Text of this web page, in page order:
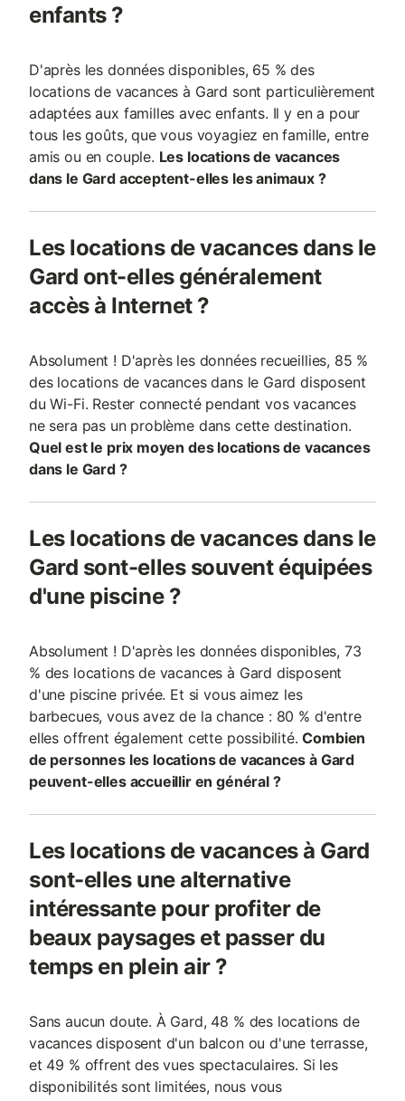
enfants ?
D'après les données disponibles, 65 % des
locations de vacances à Gard sont particulièrement
adaptées aux familles avec enfants. Il y en a pour
tous les goûts, que vous voyagiez en famille, entre
amis ou en couple. Les locations de vacances
dans le Gard acceptent-elles les animaux ?
Les locations de vacances dans le
Gard ont-elles généralement
accès à Internet ?
Absolument ! D'après les données recueillies, 85 %
des locations de vacances dans le Gard disposent
du Wi-Fi. Rester connecté pendant vos vacances
ne sera pas un problème dans cette destination.
Quel est le prix moyen des locations de vacances
dans le Gard ?
Les locations de vacances dans le
Gard sont-elles souvent équipées
d'une piscine ?
Absolument ! D'après les données disponibles, 73
% des locations de vacances à Gard disposent
d'une piscine privée. Et si vous aimez les
barbecues, vous avez de la chance : 80 % d'entre
elles offrent également cette possibilité.Combien
de personnes les locations de vacances à Gard
peuvent-elles accueillir en général ?
Les locations de vacances à Gard
sont-elles une alternative
intéressante pour profiter de
beaux paysages et passer du
temps en plein air ?
Sans aucun doute. À Gard, 48 % des locations de
vacances disposent d'un balcon ou d'une terrasse,
et 49 % offrent des vues spectaculaires. Si les
disponibilités sont limitées, nous vous